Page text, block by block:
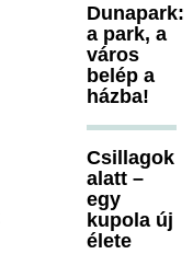
Dunapark:
a park, a
város
belép a
házba!
Csillagok
alatt –
egy
kupola új
élete